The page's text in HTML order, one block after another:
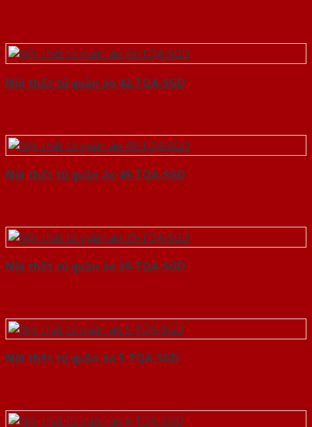
Nội thất tủ quần áo 42-TQA-SGD
Nội thất tủ quần áo 49-TQA-SGD
Nội thất tủ quần áo 39-TQA-SGD
Nội thất tủ quần áo 5-TQA-SGD